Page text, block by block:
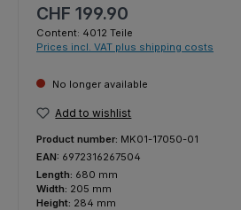
Regular price:
CHF 199.90
Content: 4012 Teile
Prices incl. VAT plus shipping costs
No longer available
Add to wishlist
Product number: MK01-17050-01
EAN: 6972316267504
Length: 680 mm
Width: 205 mm
Height: 284 mm